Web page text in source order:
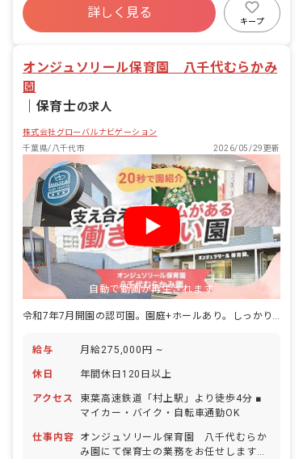
準備など） 先輩の様子を見ながら、保育
の流れや子どもたちとのかかわり方など
を少しずつ覚えていってください。
寮・住宅・家賃補助あり
社会保険完備
詳しく見る
キープ
オンジュソリール保育園 八千代むらかみ
園
保育士の求人
株式会社グローバルナビゲーション
千葉県/八千代市
2026/05/29更新
自動で動画が再生されます
令和7年7月開園の認可園。園庭+ホールあり。しっかり休憩も取れます！
給与 月給275,000円 ~
休日 年間休日120日以上
アクセス
東葉高速鉄道「村上駅」より徒歩4分 ■
マイカー・バイク・自転車通勤OK
仕事内容
オンジュソリール保育園 八千代むらか
み園にて保育士の業務をお任せします。